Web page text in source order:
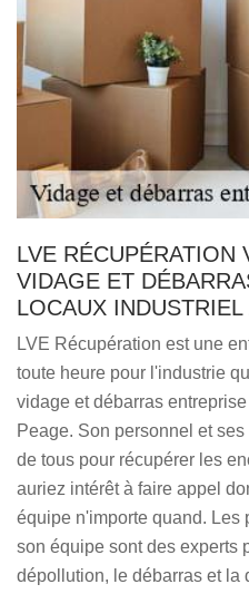
LVE RÉCUPÉRATION
VIDAGE ET
LOCAUX
LVE Récupération est une
toute heure pour l'industrie
vidage et débarras
Peage. Son personnel et
de tous pour récupérer les
auriez intérêt à faire appel
équipe n'importe quand. Les
son équipe sont des experts
dépollution, le débarras et la